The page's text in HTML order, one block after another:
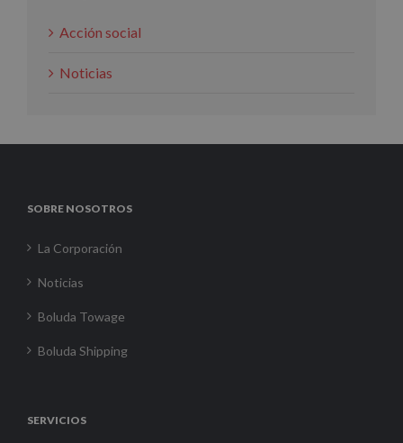
Acción social
Noticias
SOBRE NOSOTROS
La Corporación
Noticias
Boluda Towage
Boluda Shipping
SERVICIOS